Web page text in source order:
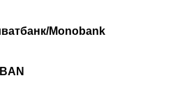
Monobank